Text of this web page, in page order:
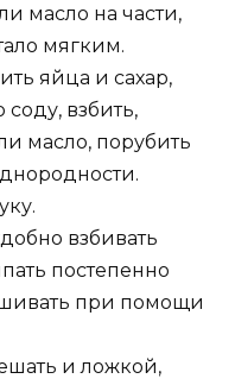
масло на части,
мягким.
яйца и сахар,
взбить,
масло, порубить
взбивать
постепенно
при помощи
и ложкой,